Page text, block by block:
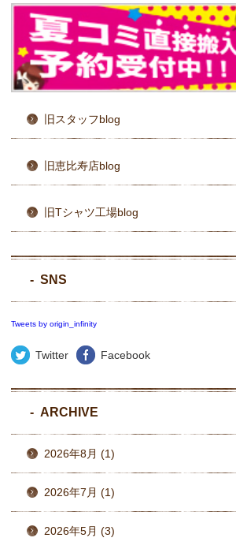
旧スタッフblog
旧恵比寿店blog
旧Tシャツ工場blog
SNS
Tweets by origin_infinity
Twitter Facebook
ARCHIVE
2026年8月 (1)
2026年7月 (1)
2026年5月 (3)